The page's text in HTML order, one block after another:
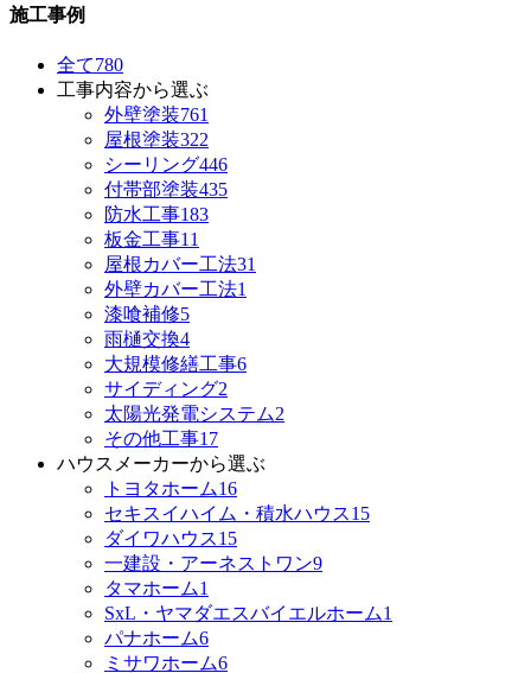
施工事例
全て780
工事内容から選ぶ
外壁塗装761
屋根塗装322
シーリング446
付帯部塗装435
防水工事183
板金工事11
屋根カバー工法31
外壁カバー工法1
漆喰補修5
雨樋交換4
大規模修繕工事6
サイディング2
太陽光発電システム2
その他工事17
ハウスメーカーから選ぶ
トヨタホーム16
セキスイハイム・積水ハウス15
ダイワハウス15
一建設・アーネストワン9
タマホーム1
SxL・ヤマダエスバイエルホーム1
パナホーム6
ミサワホーム6